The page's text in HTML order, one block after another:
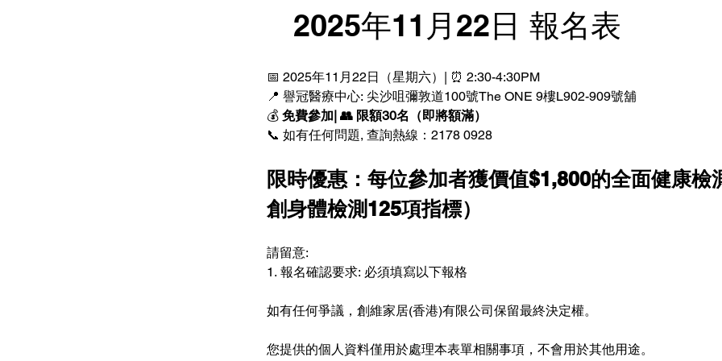
   2025年11月22日 報名表
📅 2025年11月22日（星期六）| ⏰ 2:30-4:30PM
📍 譽冠醫療中心: 尖沙咀彌敦道100號The ONE 9樓L902-909號舖
💰 免費參加| 👥 限額30名（即將額滿）
📞 如有任何問題, 查詢熱線：2178 0928
限時優惠：每位參加者獲價值$1,800的全面健康檢
創身體檢測125項指標）
請留意:
1. 報名確認要求: 必須填寫以下報格
如有任何爭議，創維家居(香港)有限公司保留最終決定權。
您提供的個人資料僅用於處理本表單相關事項，不會用於其他用途。